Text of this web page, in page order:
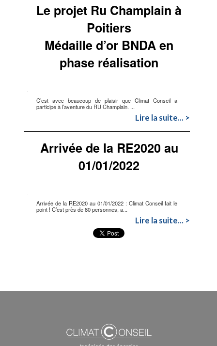
Le projet Ru Champlain à
Poitiers
Médaille d’or BNDA en
phase réalisation
C’est avec beaucoup de plaisir que Climat Conseil a
participé à l’aventure du RU Champlain. ...
Lire la suite... >
Arrivée de la RE2020 au
01/01/2022
Arrivée de la RE2020 au 01/01/2022 : Climat Conseil fait le
point ! C’est près de 80 personnes, a...
Lire la suite... >